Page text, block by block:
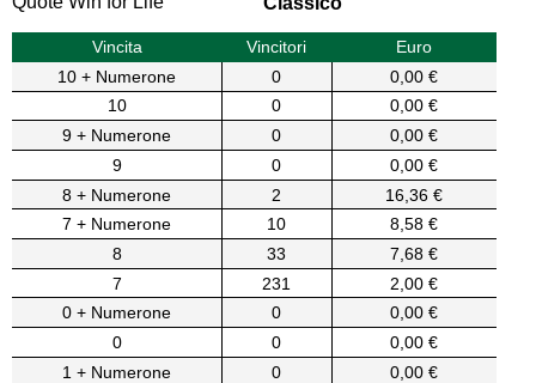
Vincita Vincitori
Euro
10 + Numerone
0
0,00 €
10
0
0,00 €
9 + Numerone
0
0,00 €
9
0
0,00 €
8 + Numerone
2
16,36 €
7 + Numerone
10
8,58 €
8
33
7,68 €
7
231
2,00 €
0 + Numerone
0
0,00 €
0
0
0,00 €
1 + Numerone
0
0,00 €